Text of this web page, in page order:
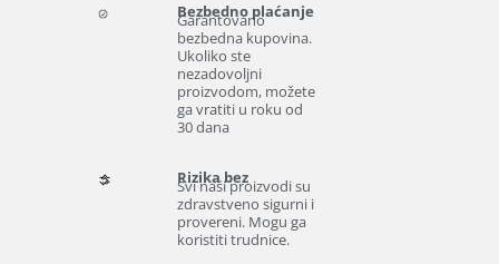
Bezbedno plaćanje
Garantovano
bezbedna kupovina.
Ukoliko ste
nezadovoljni
proizvodom, možete
ga vratiti u roku od
30 dana
Rizika bez
Svi naši proizvodi su
zdravstveno sigurni i
provereni. Mogu ga
koristiti trudnice.